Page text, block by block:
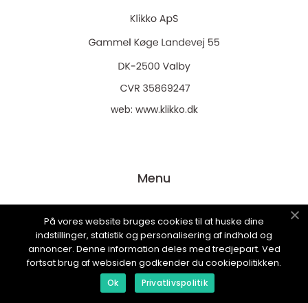
web: www.klikko.dk
Menu
Annonsering
Om oss
Cookies
Kontakta oss
På vores website bruges cookies til at huske dine
indstillinger, statistik og personalisering af indhold og
annoncer. Denne information deles med tredjepart. Ved
fortsat brug af websiden godkender du cookiepolitikken.
Ok Privatlivspolitik